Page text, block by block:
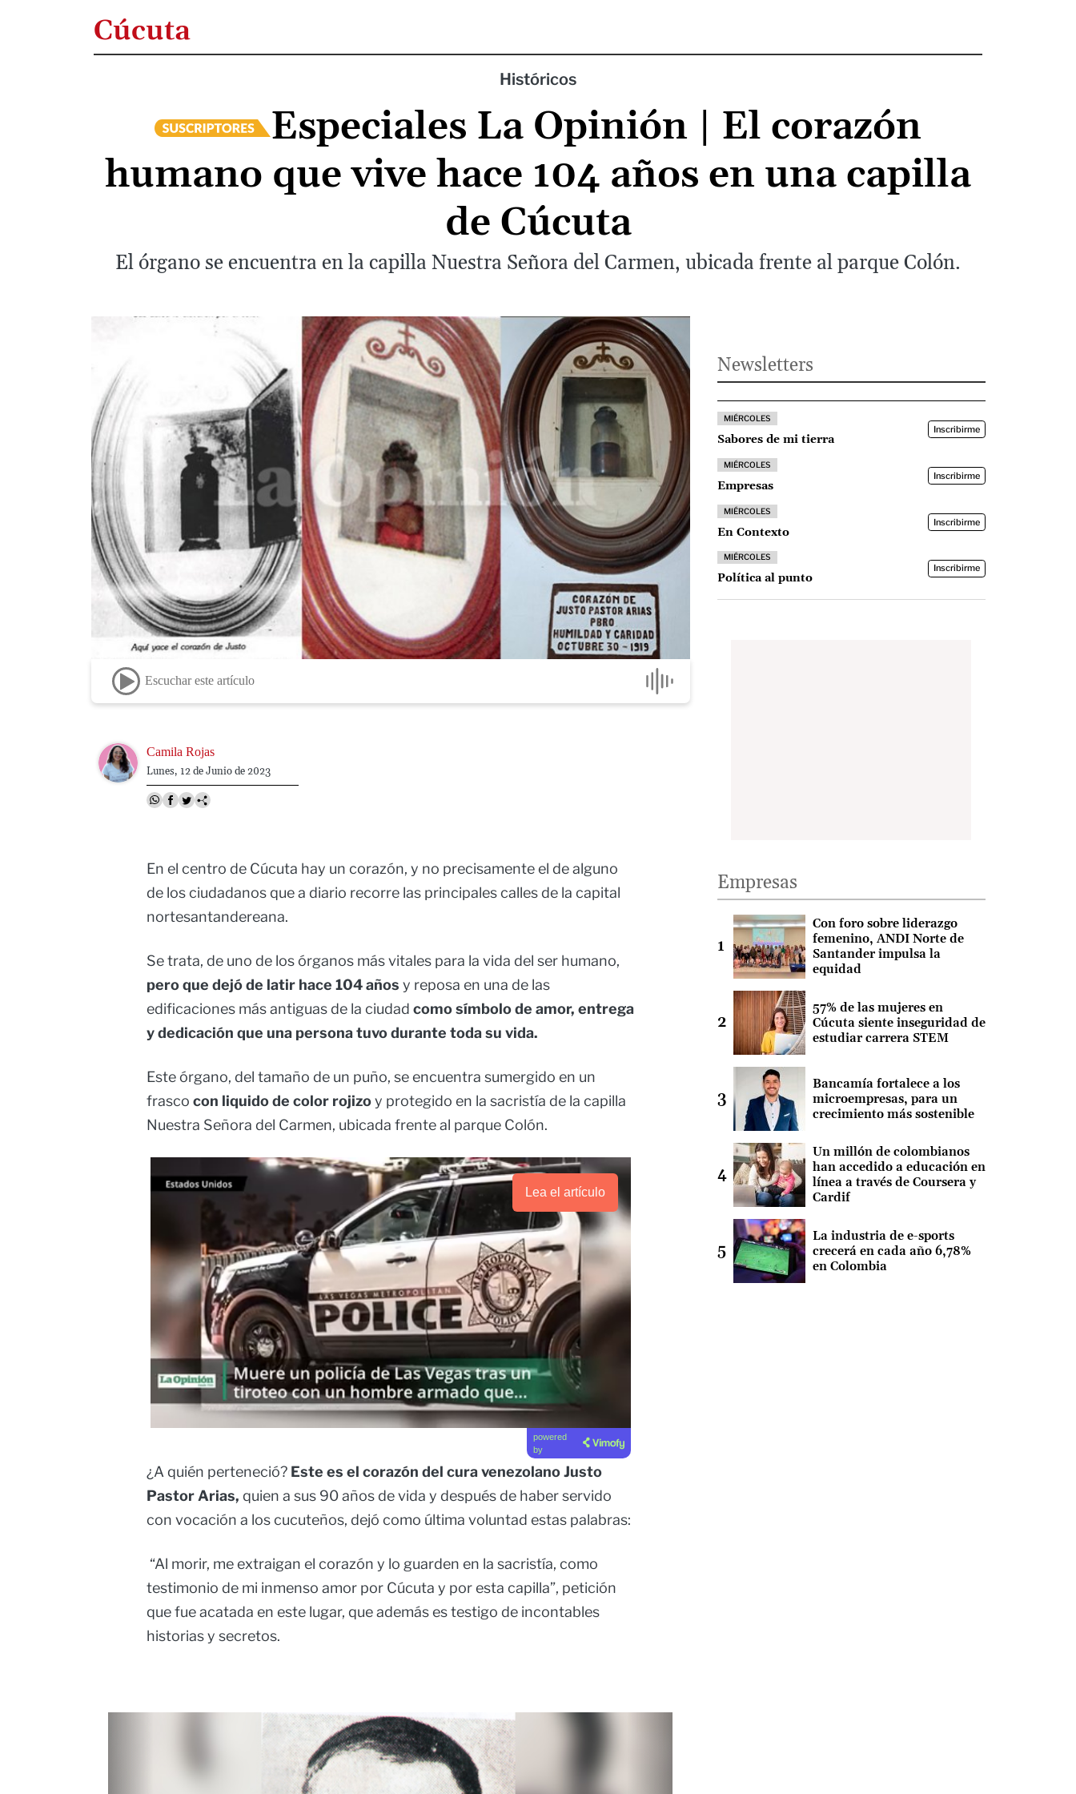
Cúcuta
Históricos
Especiales La Opinión | El corazón
humano que vive hace 104 años en una capilla
de Cúcuta
El órgano se encuentra en la capilla Nuestra Señora del Carmen, ubicada frente al parque Colón.
Escuchar este artículo
Image Camila Rojas
Lunes, 12 de Junio de 2023
En el centro de Cúcuta hay un corazón, y no precisamente el de alguno
de los ciudadanos que a diario recorre las principales calles de la capital
nortesantandereana.
Se trata, de uno de los órganos más vitales para la vida del ser humano,
pero que dejó de latir hace 104 años y reposa en una de las
edificaciones más antiguas de la ciudad como símbolo de amor, entrega
y dedicación que una persona tuvo durante toda su vida.
Este órgano, del tamaño de un puño, se encuentra sumergido en un
frasco con liquido de color rojizoy protegido en la sacristía de la capilla
Nuestra Señora del Carmen, ubicada frente al parque Colón.
Lea el artículo
powered
by
¿A quién perteneció? Este es el corazón del cura venezolano Justo
Pastor Arias, quien a sus 90 años de vida y después de haber servido
con vocación a los cucuteños, dejó como última voluntad estas palabras:
“Al morir, me extraigan el corazón y lo guarden en la sacristía, como
testimonio de mi inmenso amor por Cúcuta y por esta capilla”, petición
que fue acatada en este lugar, que además es testigo de incontables
historias y secretos.
Newsletters
MIÉRCOLES
Sabores de mi tierra
Inscribirme
MIÉRCOLES
Empresas
Inscribirme
MIÉRCOLES
En Contexto
Inscribirme
MIÉRCOLES
Política al punto
Inscribirme
Empresas
Con foro sobre liderazgo
femenino, ANDI Norte de
Santander impulsa la
equidad
57% de las mujeres en
Cúcuta siente inseguridad de
estudiar carrera STEM
Bancamía fortalece a los
microempresas, para un
crecimiento más sostenible
Un millón de colombianos
han accedido a educación en
línea a través de Coursera y
Cardif
La industria de e-sports
crecerá en cada año 6,78%
en Colombia